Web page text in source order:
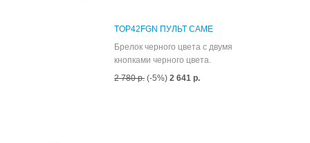
TOP42FGN ПУЛЬТ CAME
Брелок черного цвета с двумя
кнопками черного цвета.
2 780 р. (-5%) 2 641 р.